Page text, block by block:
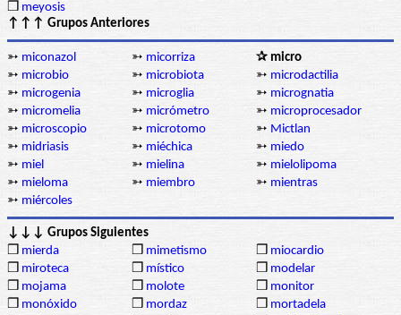
❒ meyosis
↑↑↑ Grupos Anteriores
➳ miconazol ➳ micorriza
✰ micro
➳ microbio ➳ microbiota ➳ microdactilia
➳ microgenia ➳ microglia ➳ micrognatia
➳ micromelia ➳ micrómetro ➳ microprocesador
➳ microscopio ➳ microtomo ➳ Mictlan
➳ midriasis ➳ miéchica ➳ miedo
➳ miel ➳ mielina ➳ mielolipoma
➳ mieloma ➳ miembro ➳ mientras
➳ miércoles
↓↓↓ Grupos Siguientes
❒ mierda ❒ mimetismo ❒ miocardio
❒ miroteca ❒ místico ❒ modelar
❒ mojama ❒ molote ❒ monitor
❒ monóxido ❒ mordaz ❒ mortadela